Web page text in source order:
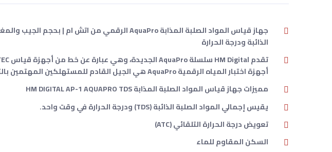
الذائبة ودرجة الحرارة
أجهزة اختبار المياه الرقمية AquaPro هي الجيل القادم للمستهلكين المهتمين بالتكنولوجيا والوعي الصحي.
مميزات جهاز قياس المواد الصلبة المذابة HM DIGITAL AP-1 AQUAPRO TDS
يقيس إجمالي المواد الصلبة الذائبة (TDS) ودرجة الحرارة في وقت واحد.
تعويض درجة الحرارة التلقائي (ATC)
السكن المقاوم للماء